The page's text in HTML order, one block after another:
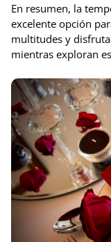
En resumen, la
excelente opción
multitudes y
mientras exploran